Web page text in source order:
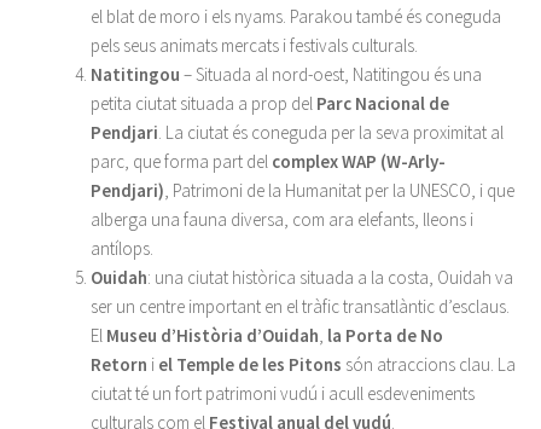
el blat de moro i els nyams. Parakou també és coneguda
pels seus animats mercats i festivals culturals.
Natitingou – Situada al nord-oest, Natitingou és una
petita ciutat situada a prop del Parc Nacional de
Pendjari. La ciutat és coneguda per la seva proximitat al
parc, que forma part del complex WAP (W-Arly-
Pendjari), Patrimoni de la Humanitat per la UNESCO, i que
alberga una fauna diversa, com ara elefants, lleons i
antílops.
Ouidah: una ciutat històrica situada a la costa, Ouidah va
ser un centre important en el tràfic transatlàntic d’esclaus.
El Museu d’Història d’Ouidah, la Porta de No
Retorn i el Temple de les Pitons són atraccions clau. La
ciutat té un fort patrimoni vudú i acull esdeveniments
culturals com el Festival anual del vudú.